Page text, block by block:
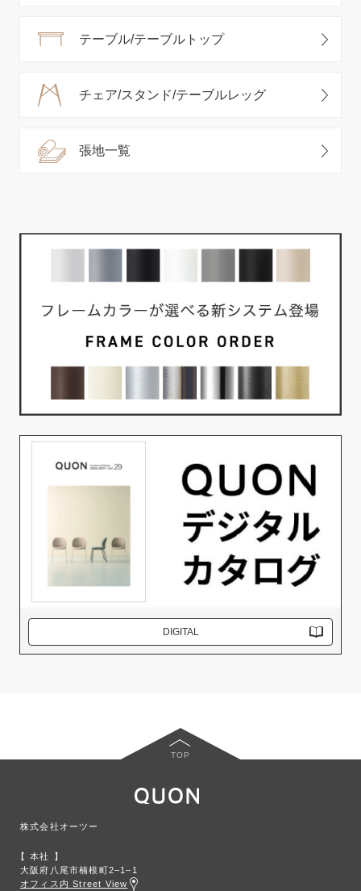
テーブル/テーブルトップ
チェア/スタンド/テーブルレッグ
張地一覧
DIGITAL
TOP
株式会社オーツー
本社
大阪府八尾市楠根町2‒1‒1
オフィス内 Street View